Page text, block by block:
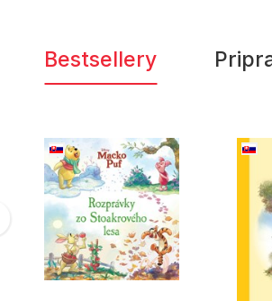
Young adult
Bestsellery